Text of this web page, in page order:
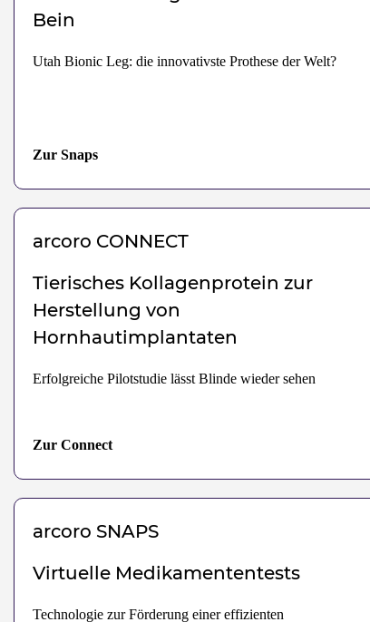
Bein
Utah Bionic Leg: die innovativste Prothese der Welt?
Zur Snaps
arcoro CONNECT
Tierisches Kollagenprotein zur
Herstellung von
Hornhautimplantaten
Erfolgreiche Pilotstudie lässt Blinde wieder sehen
Zur Connect
arcoro SNAPS
Virtuelle Medikamententests
Technologie zur Förderung einer effizienten